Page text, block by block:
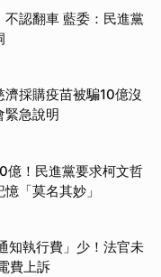
認翻車 藍委：民進黨
採購疫苗被騙10億沒
急說明
億！民進黨要求柯文哲
「莫名其妙」
知執行費」少！法官未
費上訴